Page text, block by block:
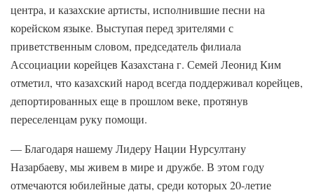
центра, и казахские артисты, исполнившие песни на
корейском языке. Выступая перед зрителями с
приветственным словом, председатель филиала
Ассоциации корейцев Казахстана г. Семей Леонид Ким
отметил, что казахский народ всегда поддерживал корейцев,
депортированных еще в прошлом веке, протянув
переселенцам руку помощи.
— Благодаря нашему Лидеру Нации Нурсултану
Назарбаеву, мы живем в мире и дружбе. В этом году
отмечаются юбилейные даты, среди которых 20-летие